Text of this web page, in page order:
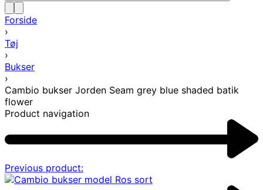
Forside
›
Tøj
›
Bukser
›
Cambio bukser Jorden Seam grey blue shaded batik
flower
Product navigation
Previous product: